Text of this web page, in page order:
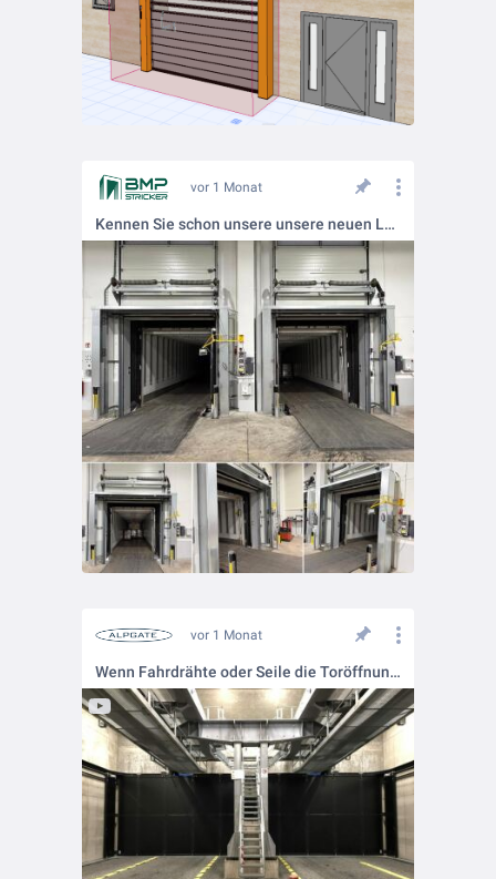
vor 1 Monat
Kennen Sie schon unsere unsere neuen Luftvorhang- und Luftschleiersysteme? Jetzt hier mehr erfahren: https://bmp-stricker.com/torportfolio/produktportfolio-luftschleier-und-luftvorhangsysteme/
vor 1 Monat
Wenn Fahrdrähte oder Seile die Toröffnung kreuzen, stoßen Standardtore schnell an ihre Grenzen...